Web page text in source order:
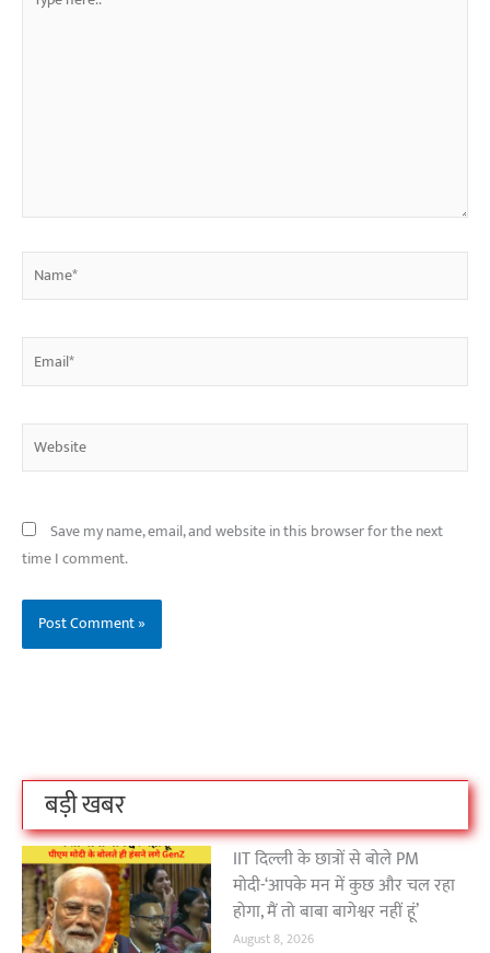
here..
Website
Save my name, email, and website in this browser for the next
time I comment.
बड़ी खबर
IIT दिल्ली के छात्रों से बोले PM
मोदी-‘आपके मन में कुछ और चल रहा
होगा, मैं तो बाबा बागेश्वर नहीं हूं’
August 8, 2026